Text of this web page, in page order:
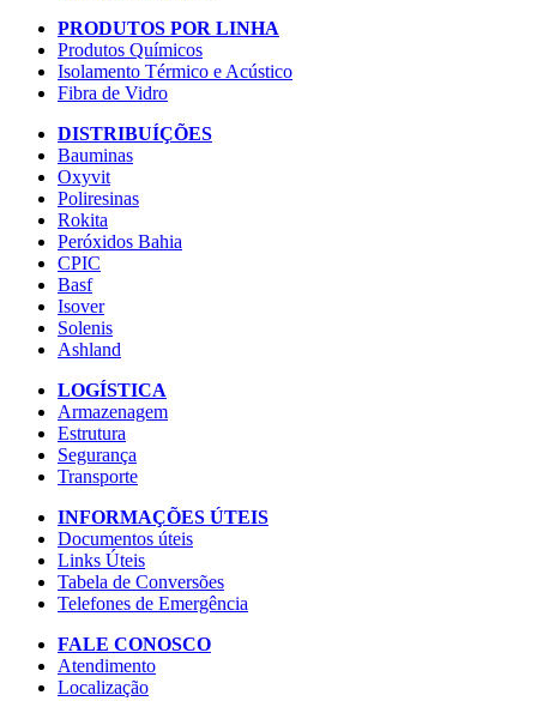
PRODUTOS POR LINHA
Produtos Químicos
Isolamento Térmico e Acústico
Fibra de Vidro
DISTRIBUÍÇÕES
Bauminas
Oxyvit
Poliresinas
Rokita
Peróxidos Bahia
CPIC
Basf
Isover
Solenis
Ashland
LOGÍSTICA
Armazenagem
Estrutura
Segurança
Transporte
INFORMAÇÕES ÚTEIS
Documentos úteis
Links Úteis
Tabela de Conversões
Telefones de Emergência
FALE CONOSCO
Atendimento
Localização